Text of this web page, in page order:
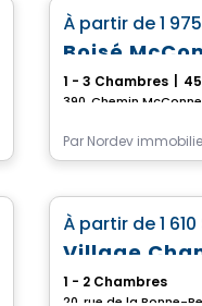
Promotion
À partir de1
Boisé
1 - 3 Chambres
390, Chemin
Par Nordev
À partir de1
Village
1 - 2 Chambres